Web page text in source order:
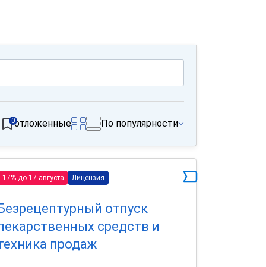
отложенные
0 По популярности
-17% до 17 августа Лицензия
отпуск
средств и
продаж